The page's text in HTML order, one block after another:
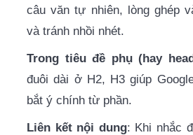
câu văn tự nhiên, lòng ghép
và tránh nhồi nhét.
Trong tiêu đề phụ (hay
đuôi dài ở H2, H3 giúp
bắt ý chính từ phần.
Liên kết nội dung: Khi nhắc